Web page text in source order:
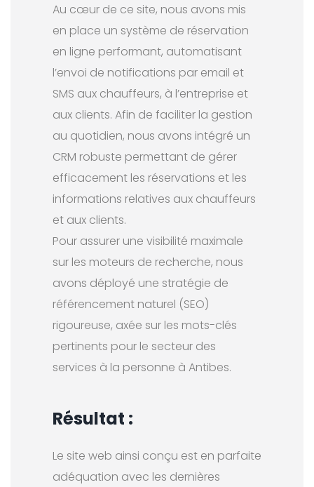
Au cœur de ce site, nous avons mis
en place un système de réservation
en ligne performant, automatisant
l’envoi de notifications par email et
SMS aux chauffeurs, à l’entreprise et
aux clients. Afin de faciliter la gestion
au quotidien, nous avons intégré un
CRM robuste permettant de gérer
efficacement les réservations et les
informations relatives aux chauffeurs
et aux clients.
Pour assurer une visibilité maximale
sur les moteurs de recherche, nous
avons déployé une stratégie de
référencement naturel (SEO)
rigoureuse, axée sur les mots-clés
pertinents pour le secteur des
services à la personne à Antibes.
Résultat :
Le site web ainsi conçu est en parfaite
adéquation avec les dernières